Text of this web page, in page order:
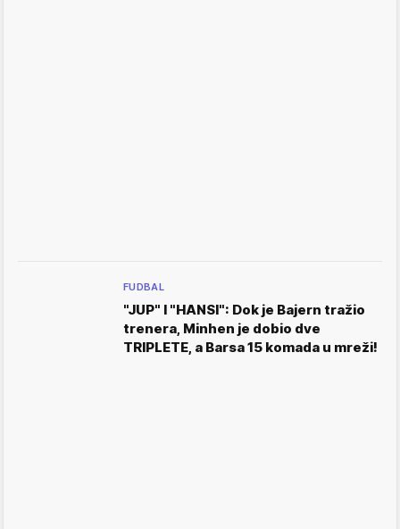
FUDBAL
"JUP" I "HANSI": Dok je Bajern tražio
trenera, Minhen je dobio dve
TRIPLETE, a Barsa 15 komada u mreži!